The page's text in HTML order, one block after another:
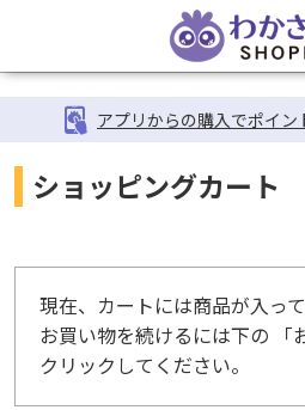
アプリからの購入でポイン
ショッピングカート
現在、カートには商品が入って
お買い物を続けるには下の 「
クリックしてください。